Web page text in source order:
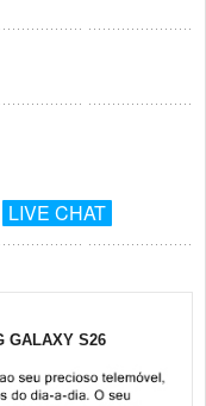
LIVE CHAT
GALAXY S26